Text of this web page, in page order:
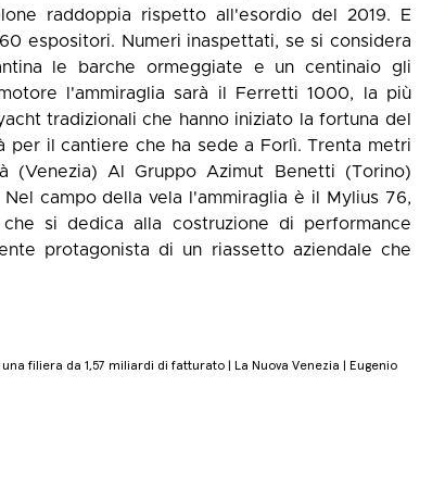
raddoppia rispetto all'esordio del 2019. E
espositori. Numeri inaspettati, se si considera
le barche ormeggiate e un centinaio gli
l'ammiraglia sarà il Ferretti 1000, la più
tradizionali che hanno iniziato la fortuna del
il cantiere che ha sede a Forlì. Trenta metri
Al Gruppo Azimut Benetti (Torino)
campo della vela l'ammiraglia è il Mylius 76,
si dedica alla costruzione di performance
protagonista di un riassetto aziendale che
filiera da 1,57 miliardi di fatturato | La Nuova Venezia | Eugenio